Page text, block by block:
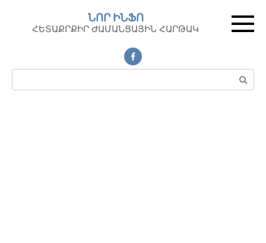
контенту
ՆՈՐ ԻՆՖՈ
ՀԵՏԱՔՐՔԻՐ ԺԱՄԱՆՑԱՅԻՆ ՀԱՐԹԱԿ
Поиск: